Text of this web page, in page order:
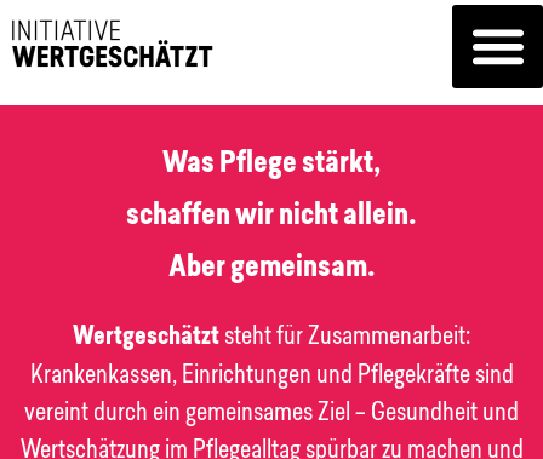
Was Pflege stärkt,
schaffen wir nicht allein.
Aber gemeinsam.
Wertgeschätztsteht für Zusammenarbeit:
Krankenkassen, Einrichtungen und Pflegekräfte sind
vereint durch ein gemeinsames Ziel – Gesundheit und
Wertschätzung im Pflegealltag spürbar zu machen und